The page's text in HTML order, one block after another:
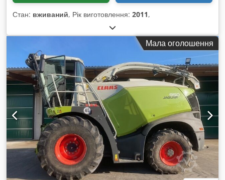
Стан: вживаний, Рік виготовлення: 2011,
Мала оголошення